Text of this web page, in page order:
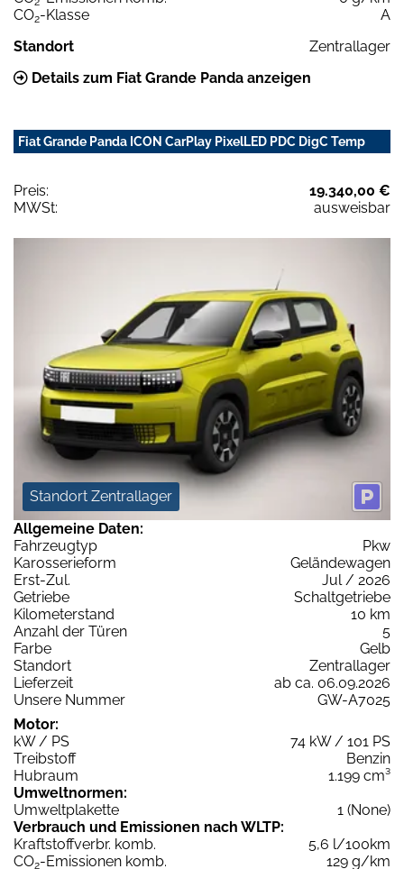
CO2-Klasse
A
Standort
Zentrallager
Details zum Fiat Grande Panda anzeigen
Fiat Grande Panda ICON CarPlay PixelLED PDC DigC Temp
Preis:
19.340,00 €
MWSt:
ausweisbar
Standort Zentrallager
Allgemeine Daten:
Fahrzeugtyp
Pkw
Karosserieform
Geländewagen
Erst-Zul.
Jul / 2026
Getriebe
Schaltgetriebe
Kilometerstand
10 km
Anzahl der Türen
5
Farbe
Gelb
Standort
Zentrallager
Lieferzeit
ab ca. 06.09.2026
Unsere Nummer
GW-A7025
Motor:
kW / PS
74 kW / 101 PS
Treibstoff
Benzin
Hubraum
1.199 cm³
Umweltnormen:
Umweltplakette
1 (None)
Verbrauch und Emissionen nach WLTP:
Kraftstoffverbr. komb.
5,6 l/100km
CO2-Emissionen komb.
129 g/km